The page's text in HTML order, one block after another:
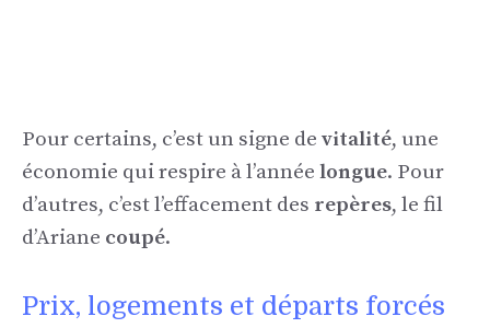
Pour certains, c’est un signe de vitalité, une
économie qui respire à l’année longue. Pour
d’autres, c’est l’effacement des repères, le fil
d’Ariane coupé.
Prix, logements et départs forcés